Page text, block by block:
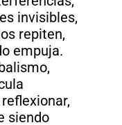
invisibles,
repiten,
empuja.
siendo